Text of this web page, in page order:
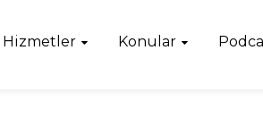
Hizmetler Konular